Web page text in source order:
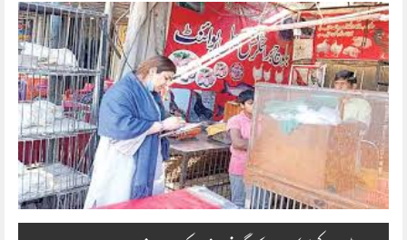
پیشرفت کا جائزہ
ایس ایس سی امتحانات 2026ء کا شیڈول جاری
پنشن فنڈز کی سرمایہ کاری سے خزانے کو نقصان پہنچانے کے معاملے کی
انکوائری شروع
گندم آٹے کا بحران تیل سے بھی بڑا ہو چکا ہے